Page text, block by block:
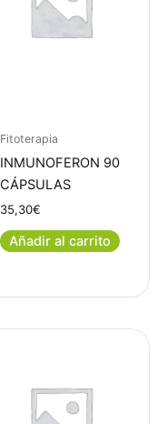
Fitoterapia
INMUNOFERON 90
CÁPSULAS
35,30€
Añadir al carrito